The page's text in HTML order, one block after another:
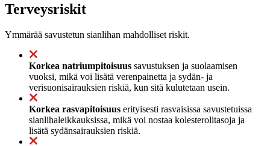
Terveysriskit
Ymmärää savustetun sianlihan mahdolliset riskit.
Korkea natriumpitoisuus savustuksen ja suolaamisen
vuoksi, mikä voi lisätä verenpainetta ja sydän- ja
verisuonisairauksien riskiä, kun sitä kulutetaan usein.
Korkea rasvapitoisuus erityisesti rasvaisissa savustetuissa
sianlihaleikkauksissa, mikä voi nostaa kolesterolitasoja ja
lisätä sydänsairauksien riskiä.